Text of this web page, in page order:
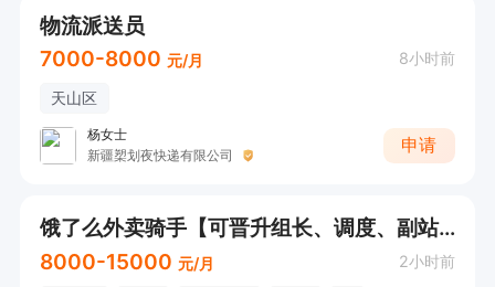
物流派送员
7000-8000 元/月 8小时前
天山区
杨女士
新疆槊划夜快递有限公司
申请
饿了么外卖骑手【可晋升组长、调度、副站长、站长】
8000-15000 元/月 2小时前